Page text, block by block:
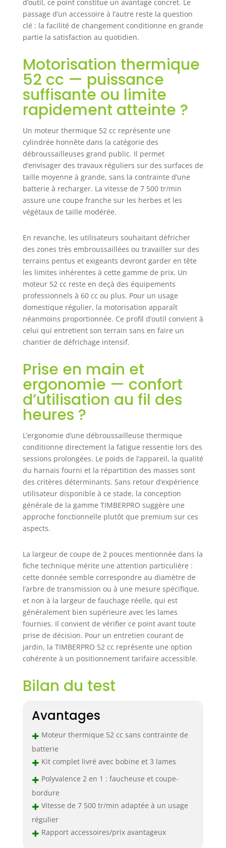
d’outil, ce point constitue un avantage concret. Le
passage d’un accessoire à l’autre reste la question
clé : la facilité de changement conditionne en grande
partie la satisfaction au quotidien.
Motorisation thermique
52 cc — puissance
suffisante ou limite
rapidement atteinte ?
Un moteur thermique 52 cc représente une
cylindrée honnête dans la catégorie des
débroussailleuses grand public. Il permet
d’envisager des travaux réguliers sur des surfaces de
taille moyenne à grande, sans la contrainte d’une
batterie à recharger. La vitesse de 7 500 tr/min
assure une coupe franche sur les herbes et les
végétaux de taille modérée.
En revanche, les utilisateurs souhaitant défricher
des zones très embroussaillées ou travailler sur des
terrains pentus et exigeants devront garder en tête
les limites inhérentes à cette gamme de prix. Un
moteur 52 cc reste en deçà des équipements
professionnels à 60 cc ou plus. Pour un usage
domestique régulier, la motorisation apparaît
néanmoins proportionnée. Ce profil d’outil convient à
celui qui entretient son terrain sans en faire un
chantier de défrichage intensif.
Prise en main et
ergonomie — confort
d’utilisation au fil des
heures ?
L’ergonomie d’une débroussailleuse thermique
conditionne directement la fatigue ressentie lors des
sessions prolongées. Le poids de l’appareil, la qualité
du harnais fourni et la répartition des masses sont
des critères déterminants. Sans retour d’expérience
utilisateur disponible à ce stade, la conception
générale de la gamme TIMBERPRO suggère une
approche fonctionnelle plutôt que premium sur ces
aspects.
La largeur de coupe de 2 pouces mentionnée dans la
fiche technique mérite une attention particulière :
cette donnée semble correspondre au diamètre de
l’arbre de transmission ou à une mesure spécifique,
et non à la largeur de fauchage réelle, qui est
généralement bien supérieure avec les lames
fournies. Il convient de vérifier ce point avant toute
prise de décision. Pour un entretien courant de
jardin, la TIMBERPRO 52 cc représente une option
cohérente à un positionnement tarifaire accessible.
Bilan du test
Avantages
+ Moteur thermique 52 cc sans contrainte de
batterie
+ Kit complet livré avec bobine et 3 lames
+ Polyvalence 2 en 1 : faucheuse et coupe-
bordure
+ Vitesse de 7 500 tr/min adaptée à un usage
régulier
+ Rapport accessoires/prix avantageux